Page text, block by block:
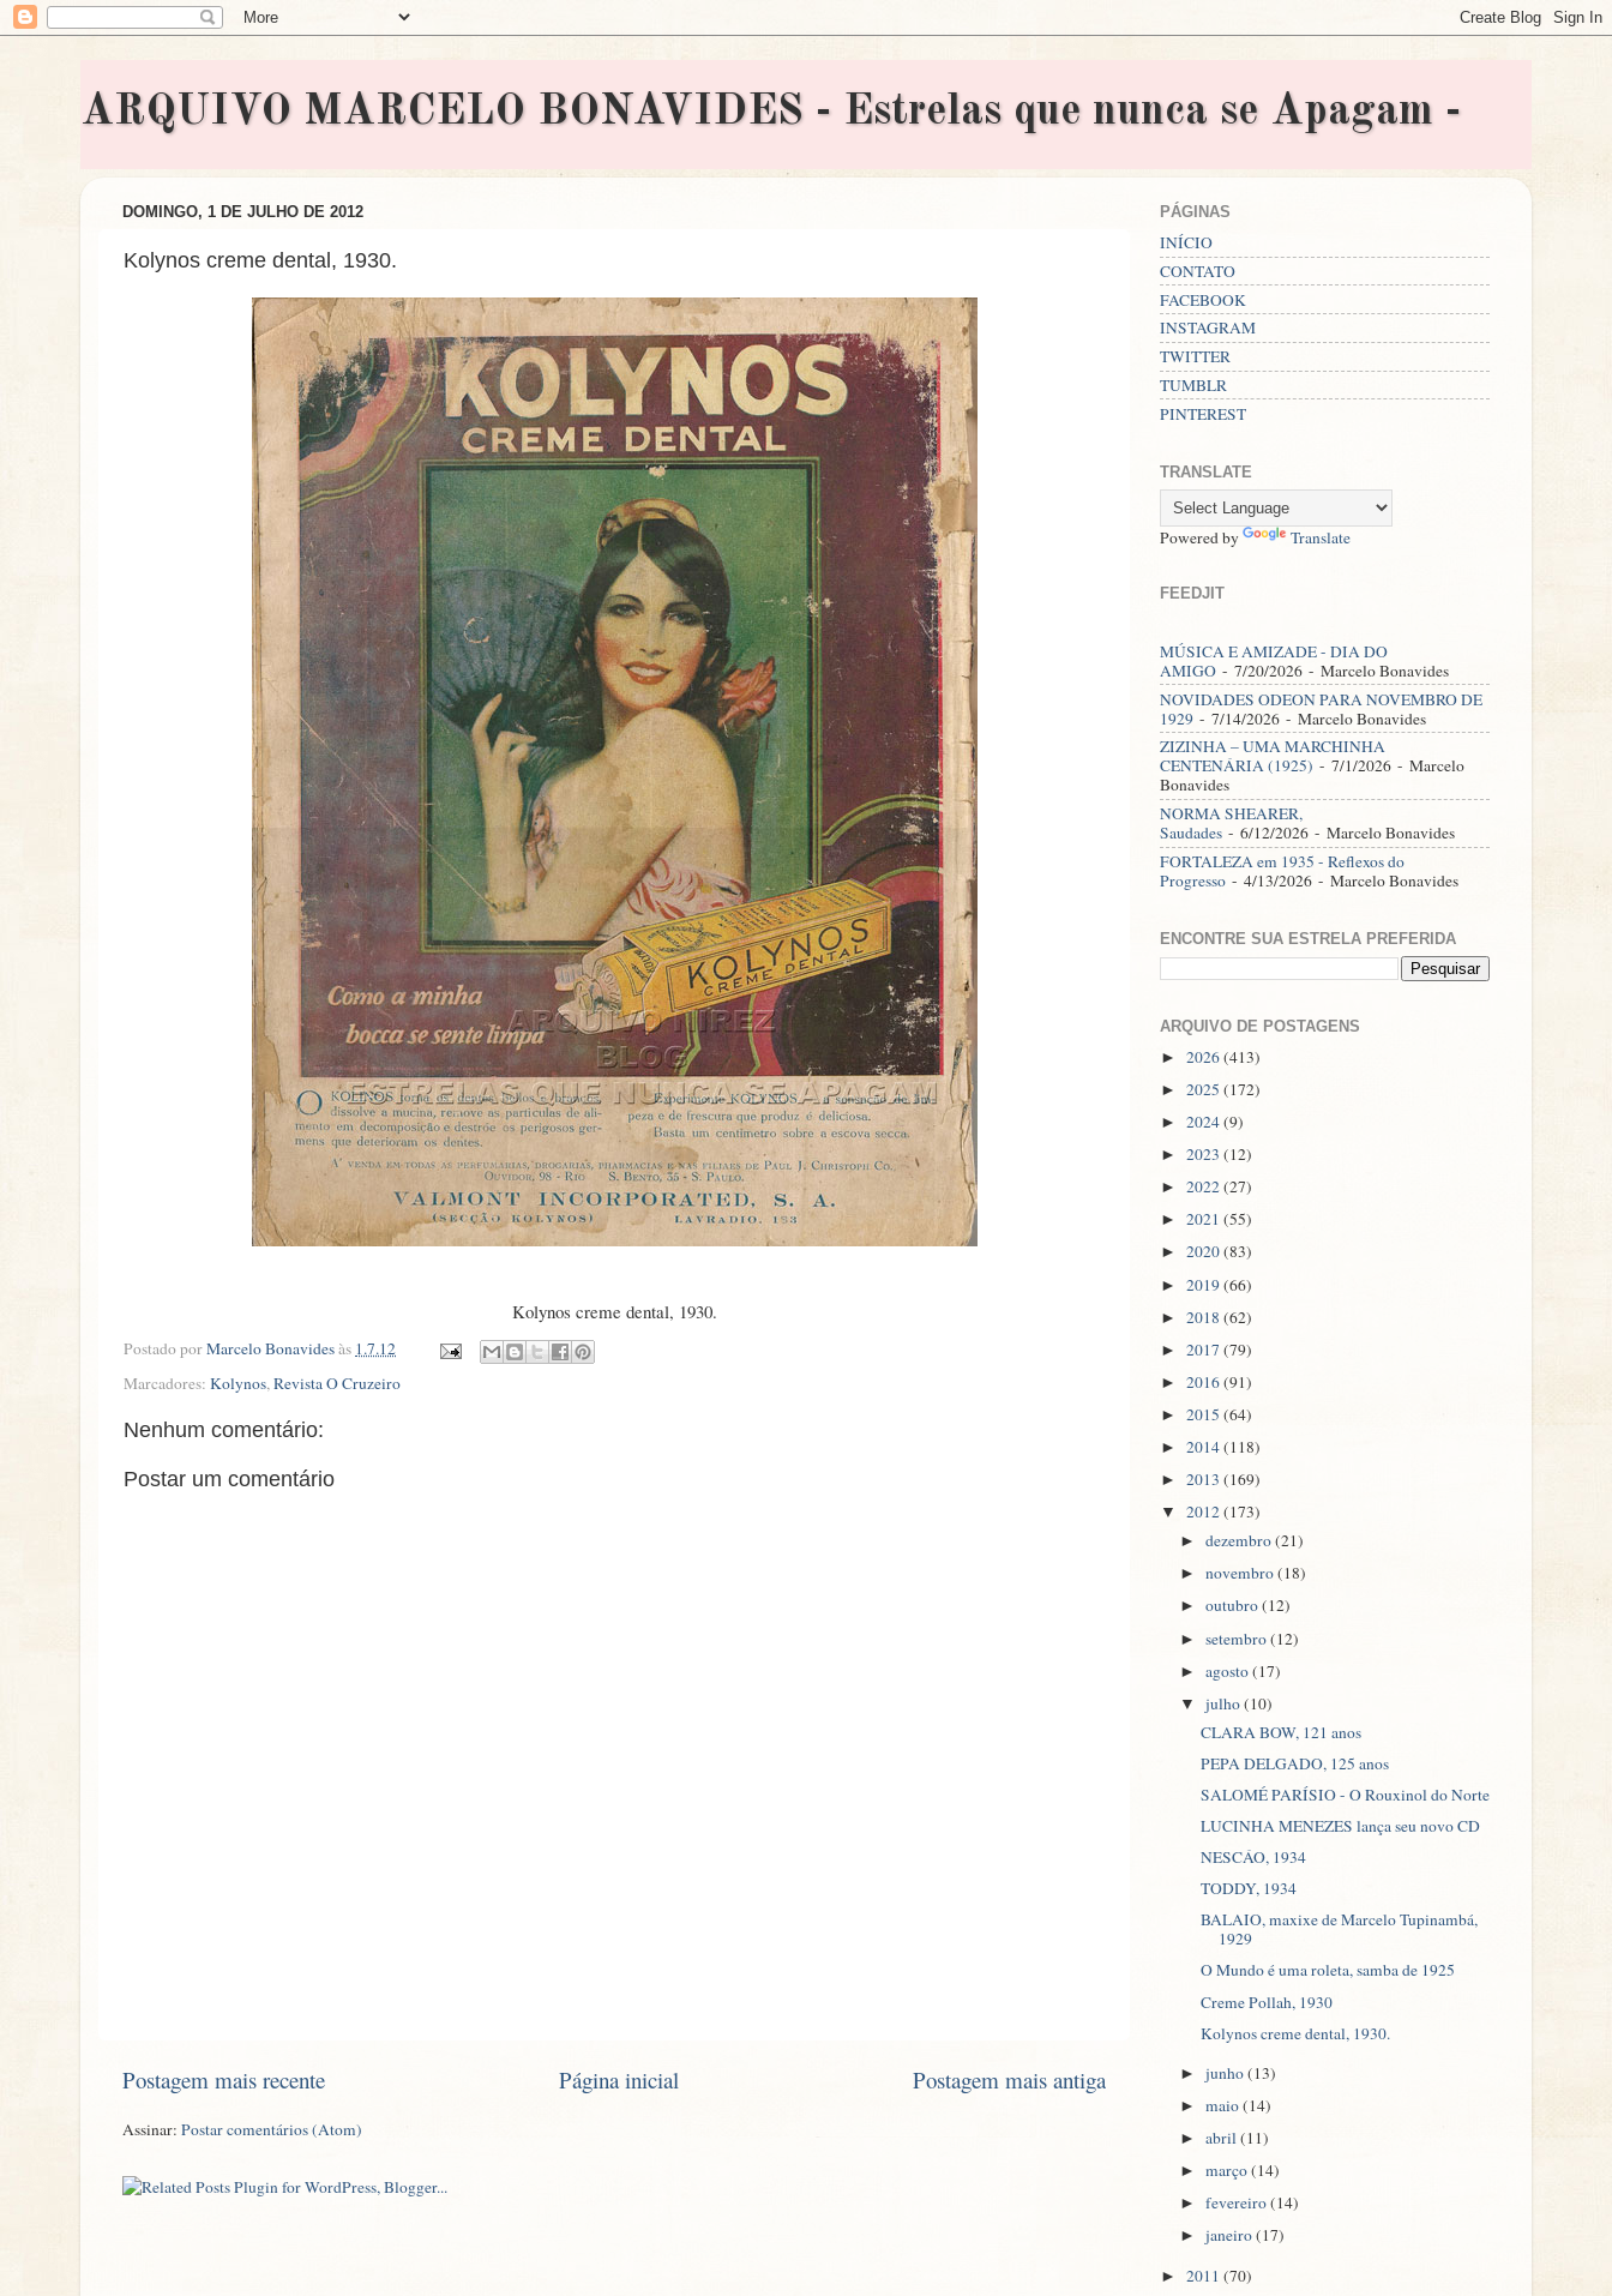
ARQUIVO MARCELO BONAVIDES - Estrelas que nunca se Apagam -
DOMINGO, 1 DE JULHO DE 2012
Kolynos creme dental, 1930.
Kolynos creme dental, 1930.
Postado porMarcelo Bonavidesàs 1.7.12
Marcadores: Kolynos, Revista O Cruzeiro
Nenhum comentário:
Postar um comentário
Postagem mais recente Postagem mais antiga
Página inicial
Assinar: Postar comentários (Atom)
PÁGINAS
INÍCIO
CONTATO
FACEBOOK
INSTAGRAM
TWITTER
TUMBLR
PINTEREST
TRANSLATE
Powered by Translate
FEEDJIT
MÚSICA E AMIZADE - DIA DO
AMIGO - 7/20/2026 - Marcelo Bonavides
NOVIDADES ODEON PARA NOVEMBRO DE
1929 - 7/14/2026 - Marcelo Bonavides
ZIZINHA – UMA MARCHINHA
CENTENÁRIA (1925) - 7/1/2026 - Marcelo
Bonavides
NORMA SHEARER,
Saudades - 6/12/2026 - Marcelo Bonavides
FORTALEZA em 1935 - Reflexos do
Progresso - 4/13/2026 - Marcelo Bonavides
ENCONTRE SUA ESTRELA PREFERIDA
ARQUIVO DE POSTAGENS
► 2026(413)
► 2025 (172)
► 2024(9)
► 2023 (12)
► 2022(27)
► 2021 (55)
► 2020(83)
► 2019(66)
► 2018 (62)
► 2017 (79)
► 2016(91)
► 2015 (64)
► 2014(118)
► 2013 (169)
▼ 2012(173)
►dezembro(21)
►novembro(18)
►outubro(12)
►setembro(12)
►agosto(17)
▼julho(10)
CLARA BOW, 121 anos
PEPA DELGADO, 125 anos
SALOMÉ PARÍSIO - O Rouxinol do Norte
LUCINHA MENEZES lança seu novo CD
NESCÁO, 1934
TODDY, 1934
BALAIO, maxixe de Marcelo Tupinambá,
1929
O Mundo é uma roleta, samba de 1925
Creme Pollah, 1930
Kolynos creme dental, 1930.
►junho(13)
►maio(14)
►abril(11)
►março(14)
►fevereiro(14)
►janeiro(17)
► 2011 (70)